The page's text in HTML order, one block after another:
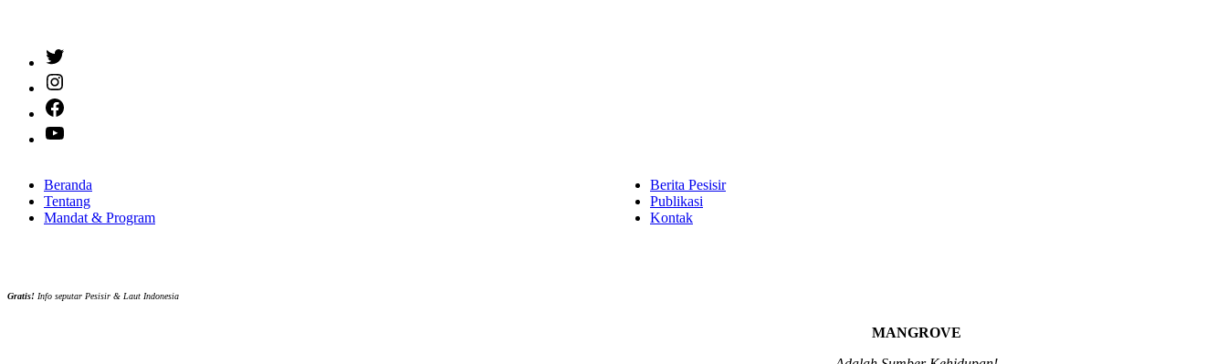
Beranda
Tentang
Mandat & Program
Berita Pesisir
Publikasi
Kontak
Gratis! Info seputar Pesisir & Laut Indonesia
MANGROVE